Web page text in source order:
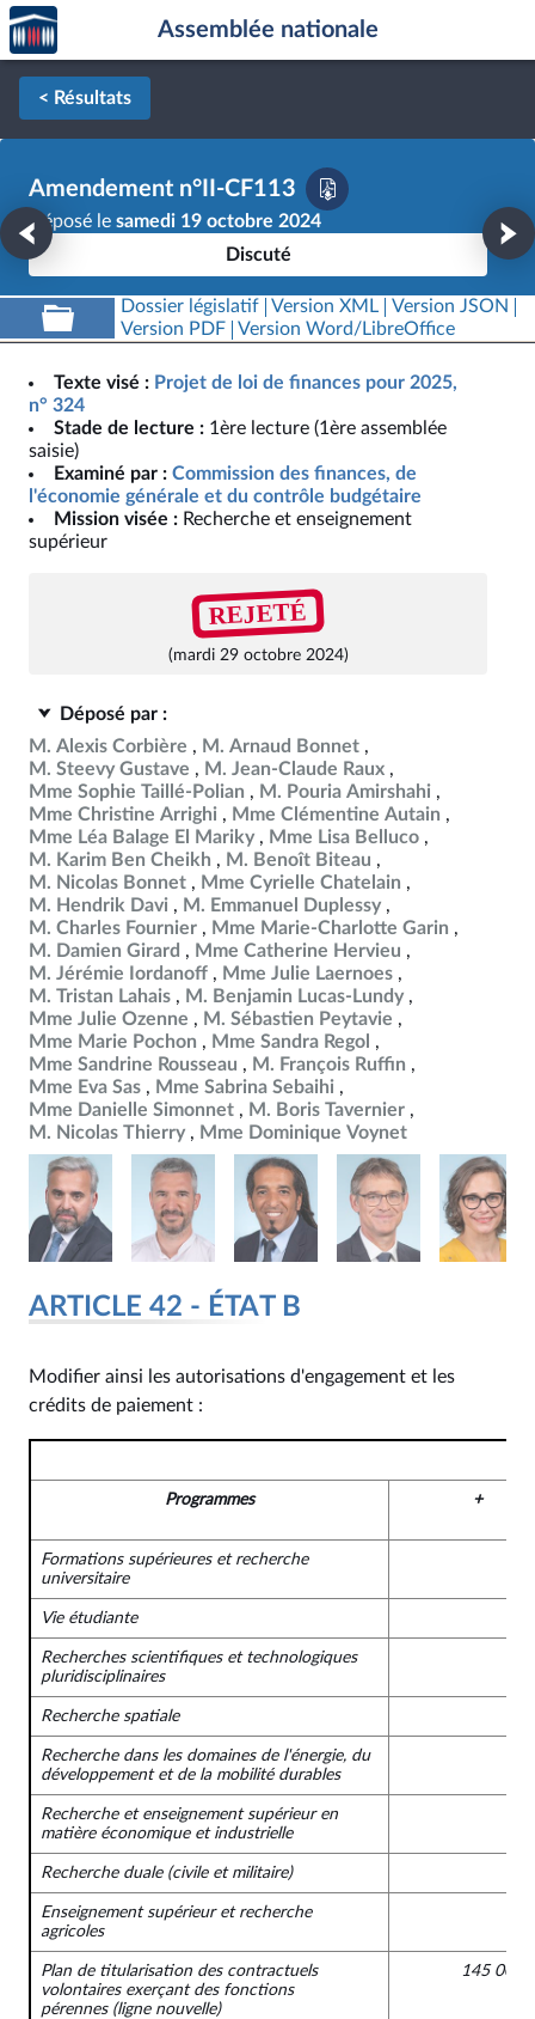
Aller au contenu
Aller en bas de la page
Accèder
à la
page
d'accueil
Assemblée nationale
< Résultats
Amendement n°II-CF113
Déposé le samedi 19 octobre 2024
Discuté
Dossier législatif Version XML
Version JSON
Version PDF
Version Word/LibreOffice
Texte visé : Projet de loi de finances pour 2025,
n° 324
Stade de lecture : 1ère lecture (1ère assemblée
saisie)
Examiné par : Commission des finances, de
l'économie générale et du contrôle budgétaire
Mission visée : Recherche et enseignement
supérieur
REJETÉ
(mardi 29 octobre 2024)
Déposé par :
M. Alexis Corbière
M. Arnaud Bonnet
M. Steevy Gustave
M. Jean-Claude Raux
Mme Sophie Taillé-Polian
M. Pouria Amirshahi
Mme Christine Arrighi
Mme Clémentine Autain
Mme Léa Balage El Mariky
Mme Lisa Belluco
M. Karim Ben Cheikh
M. Benoît Biteau
M. Nicolas Bonnet
Mme Cyrielle Chatelain
M. Hendrik Davi
M. Emmanuel Duplessy
M. Charles Fournier
Mme Marie-Charlotte Garin
M. Damien Girard
Mme Catherine Hervieu
M. Jérémie Iordanoff
Mme Julie Laernoes
M. Tristan Lahais
M. Benjamin Lucas-Lundy
Mme Julie Ozenne
M. Sébastien Peytavie
Mme Marie Pochon
Mme Sandra Regol
Mme Sandrine Rousseau
M. François Ruffin
Mme Eva Sas
Mme Sabrina Sebaihi
Mme Danielle Simonnet
M. Boris Tavernier
M. Nicolas Thierry
Mme Dominique Voynet
ARTICLE 42 - ÉTAT B
Modifier ainsi les autorisations d'engagement et les
crédits de paiement :
Programmes +
Formations supérieures et recherche
universitaire
Vie étudiante
Recherches scientifiques et technologiques
pluridisciplinaires
Recherche spatiale
Recherche dans les domaines de l'énergie, du
développement et de la mobilité durables
Recherche et enseignement supérieur en
matière économique et industrielle
Recherche duale (civile et militaire)
Enseignement supérieur et recherche
agricoles
Plan de titularisation des contractuels
volontaires exerçant des fonctions
pérennes (ligne nouvelle)
145 000